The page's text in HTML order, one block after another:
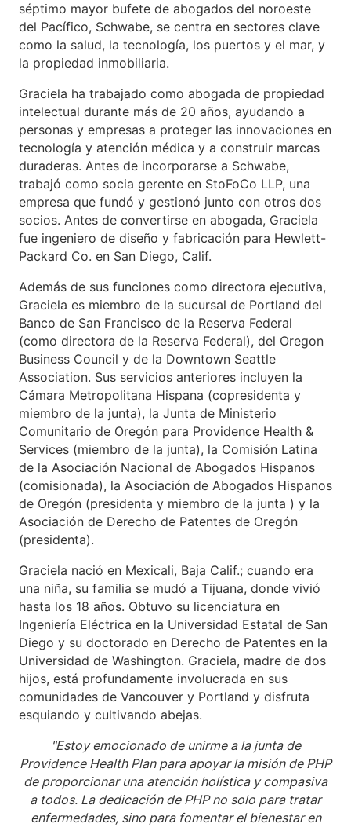
séptimo mayor bufete de abogados del noroeste
del Pacífico, Schwabe, se centra en sectores clave
como la salud, la tecnología, los puertos y el mar, y
la propiedad inmobiliaria.
Graciela ha trabajado como abogada de propiedad
intelectual durante más de 20 años, ayudando a
personas y empresas a proteger las innovaciones en
tecnología y atención médica y a construir marcas
duraderas. Antes de incorporarse a Schwabe,
trabajó como socia gerente en StoFoCo LLP, una
empresa que fundó y gestionó junto con otros dos
socios. Antes de convertirse en abogada, Graciela
fue ingeniero de diseño y fabricación para Hewlett-
Packard Co. en San Diego, Calif.
Además de sus funciones como directora ejecutiva,
Graciela es miembro de la sucursal de Portland del
Banco de San Francisco de la Reserva Federal
(como directora de la Reserva Federal), del Oregon
Business Council y de la Downtown Seattle
Association. Sus servicios anteriores incluyen la
Cámara Metropolitana Hispana (copresidenta y
miembro de la junta), la Junta de Ministerio
Comunitario de Oregón para Providence Health &
Services (miembro de la junta), la Comisión Latina
de la Asociación Nacional de Abogados Hispanos
(comisionada), la Asociación de Abogados Hispanos
de Oregón (presidenta y miembro de la junta ) y la
Asociación de Derecho de Patentes de Oregón
(presidenta).
Graciela nació en Mexicali, Baja Calif.; cuando era
una niña, su familia se mudó a Tijuana, donde vivió
hasta los 18 años. Obtuvo su licenciatura en
Ingeniería Eléctrica en la Universidad Estatal de San
Diego y su doctorado en Derecho de Patentes en la
Universidad de Washington. Graciela, madre de dos
hijos, está profundamente involucrada en sus
comunidades de Vancouver y Portland y disfruta
esquiando y cultivando abejas.
"Estoy emocionado de unirme a la junta de
Providence Health Plan para apoyar la misión de PHP
de proporcionar una atención holística y compasiva
a todos. La dedicación de PHP no solo para tratar
enfermedades, sino para fomentar el bienestar en